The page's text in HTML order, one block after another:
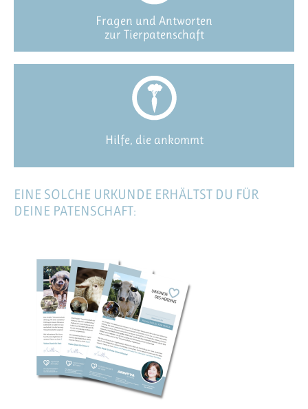
Fragen und Antworten
zur Tierpatenschaft
Hilfe, die ankommt
EINE SOLCHE URKUNDE ERHÄLTST DU FÜR
DEINE PATENSCHAFT: